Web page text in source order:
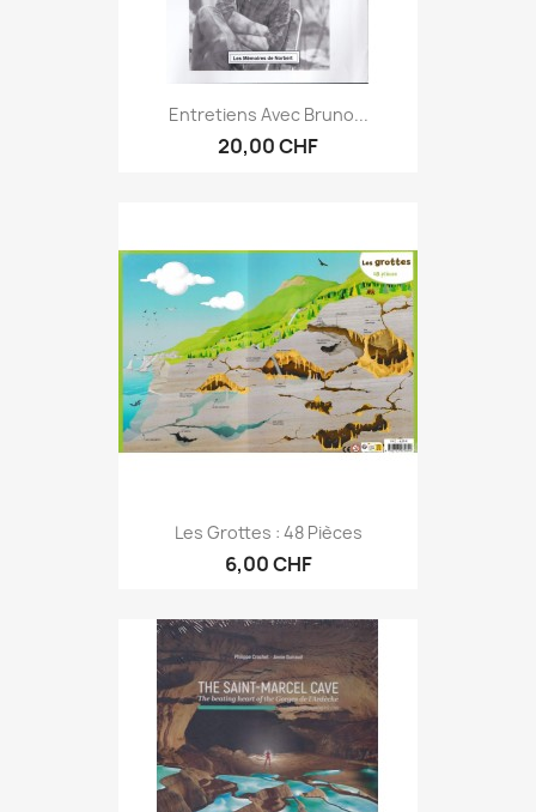
Entretiens Avec Bruno...
20,00 CHF
Les Grottes : 48 Pièces
6,00 CHF